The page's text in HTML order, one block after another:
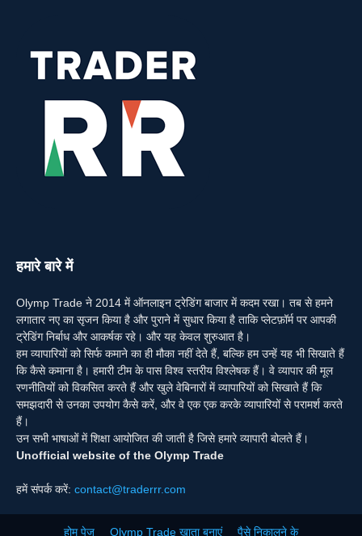
हमारे बारे में
Olymp Trade ने 2014 में ऑनलाइन ट्रेडिंग बाजार में कदम रखा। तब से हमने
लगातार नए का सृजन किया है और पुराने में सुधार किया है ताकि प्लेटफ़ॉर्म पर आपकी
ट्रेडिंग निर्बाध और आकर्षक रहे। और यह केवल शुरुआत है।
हम व्यापारियों को सिर्फ कमाने का ही मौका नहीं देते हैं, बल्कि हम उन्हें यह भी सिखाते हैं
कि कैसे कमाना है। हमारी टीम के पास विश्व स्तरीय विश्लेषक हैं। वे व्यापार की मूल
रणनीतियों को विकसित करते हैं और खुले वेबिनारों में व्यापारियों को सिखाते हैं कि
समझदारी से उनका उपयोग कैसे करें, और वे एक एक करके व्यापारियों से परामर्श करते
हैं।
उन सभी भाषाओं में शिक्षा आयोजित की जाती है जिसे हमारे व्यापारी बोलते हैं।
Unofficial website of the Olymp Trade
हमें संपर्क करें: contact@traderrr.com
होम पेज Olymp Trade खाता बनाएं पैसे निकालने के